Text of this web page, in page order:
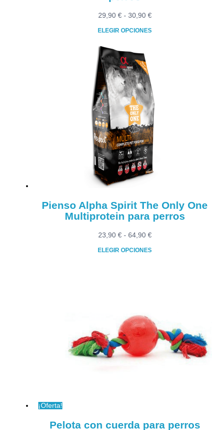
29,90 € - 30,90 €Rango
ELEGIR OPCIONES
producto
tiene
múltiples
variantes.
Las
opciones
se
pueden
elegir
en
la
página
Pienso Alpha Spirit The Only One
Multiprotein para perros
23,90 € - 64,90 €Rango
ELEGIR OPCIONES
Las
opciones
se
pueden
¡Oferta!
Pelota con cuerda para perros